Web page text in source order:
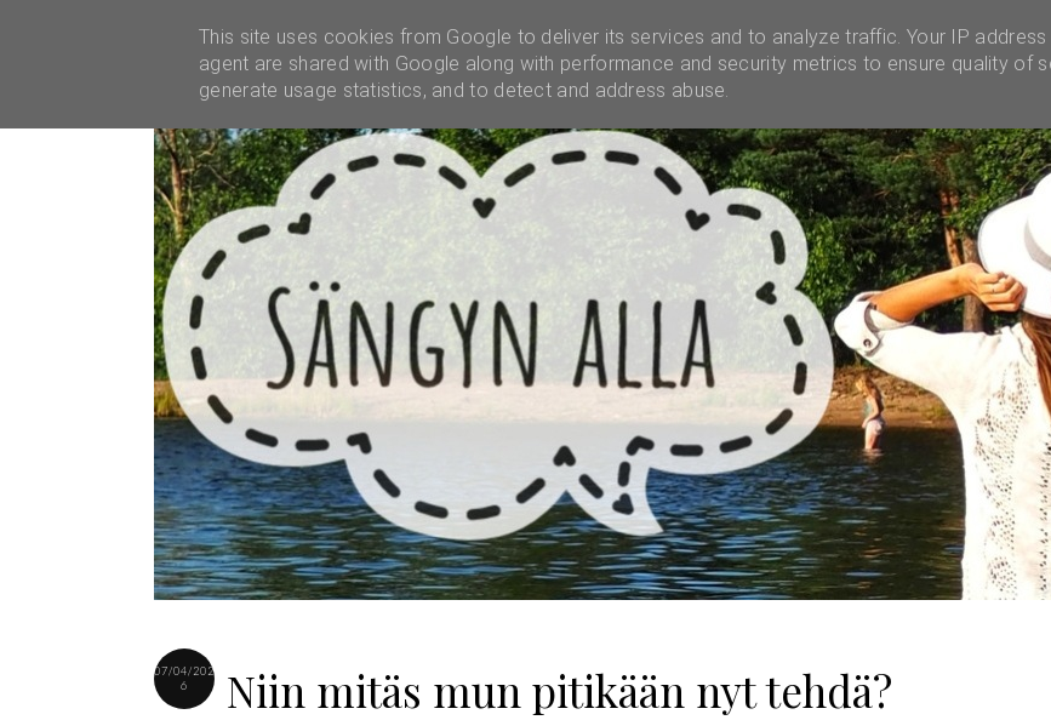
YHTEISTYÖT UNELMALAATIKKO
07/04/202
6
Niin mitäs mun pitikään nyt tehdä?
This site uses cookies from Google to deliver its services and to analyze traffic. Your IP address
agent are shared with Google along with performance and security metrics to ensure quality of
generate usage statistics, and to detect and address abuse.